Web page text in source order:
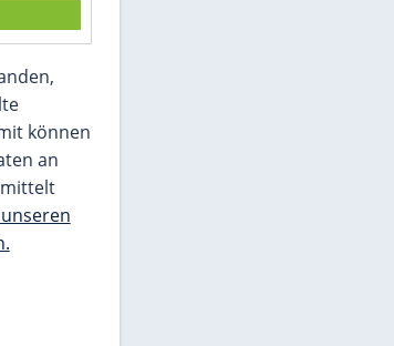
können diesen mit einem Klick anzeigen
lassen und auch wieder deaktivieren.
jetzt aktivieren
Ich bin damit einverstanden,
dass mir externe Inhalte